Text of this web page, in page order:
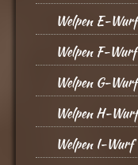
Welpen E-Wurf
Welpen F-Wurf
Welpen G-Wurf
Welpen H-Wurf
Welpen I-Wurf